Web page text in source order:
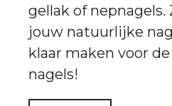
gellak of nepnagels.
jouw natuurlijke
klaar maken voor
nagels!